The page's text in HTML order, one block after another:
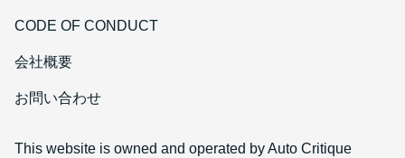
CODE OF CONDUCT
会社概要
お問い合わせ
This website is owned and operated by Auto Critique